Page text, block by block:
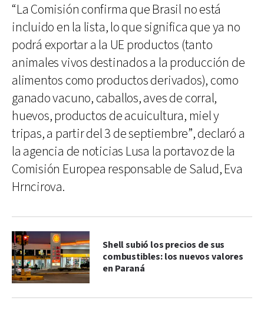
“La Comisión confirma que Brasil no está
incluido en la lista, lo que significa que ya no
podrá exportar a la UE productos (tanto
animales vivos destinados a la producción de
alimentos como productos derivados), como
ganado vacuno, caballos, aves de corral,
huevos, productos de acuicultura, miel y
tripas, a partir del 3 de septiembre”, declaró a
la agencia de noticias Lusa la portavoz de la
Comisión Europea responsable de Salud, Eva
Hrncirova.
Shell subió los precios de sus
combustibles: los nuevos valores
en Paraná